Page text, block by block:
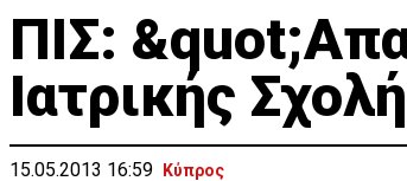
ΠΙΣ:
Ιατρικής
15.05.2013 16:59 Κύπρος